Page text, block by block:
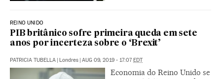
REINO UNIDO
PIB britânico sofre primeira queda em sete
anos por incerteza sobre o ‘Brexit’
PATRICIA TUBELLA | Londres | AUG 09, 2019 - 17:07EDT
Economia do Reino Unido se